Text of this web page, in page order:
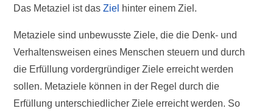
Das Metaziel ist dasZiel hinter einem Ziel.
Metaziele sind unbewusste Ziele, die die Denk- und
Verhaltensweisen eines Menschen steuern und durch
die Erfüllung vordergründiger Ziele erreicht werden
sollen. Metaziele können in der Regel durch die
Erfüllung unterschiedlicher Ziele erreicht werden. So